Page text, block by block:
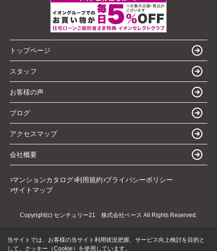
トップページ
スタッフ
お客様の声
ブログ
アクセスマップ
会社概要
マンションカタログ 利用規約 プライバシーポリシー
サイトマップ
Copyright(c) センチュリー21 株式会社ベース All Rights Reserved.
当サイトでは、お客様の当サイト利用状況把握、サービス向上検討を目的と
して、クッキー（Cookie）を使用しています。